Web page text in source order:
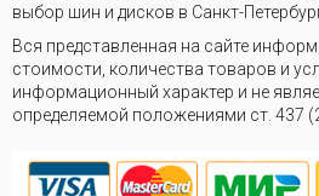
выбор шин и дисков в Санкт-
Вся представленная на сайте
стоимости, количества товаров и
информационный характер и не
определяемой положениями ст. 437